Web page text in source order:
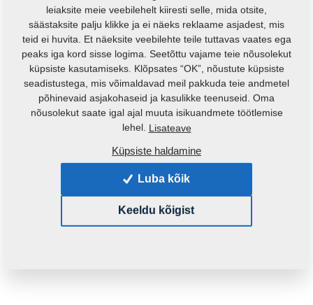
2000114
Algne katalooginumber: 2000053
See varuosa sobib ka järgmistele masinatele:
KOMPAKTOMAT
leiaksite meie veebilehelt kiiresti selle, mida otsite,
säästaksite palju klikke ja ei näeks reklaame asjadest, mis
teid ei huvita. Et näeksite veebilehte teile tuttavas vaates ega
peaks iga kord sisse logima. Seetõttu vajame teie nõusolekut
küpsiste kasutamiseks. Klõpsates “OK”, nõustute küpsiste
seadistustega, mis võimaldavad meil pakkuda teie andmetel
põhinevaid asjakohaseid ja kasulikke teenuseid. Oma
nõusolekut saate igal ajal muuta isikuandmete töötlemise
lehel. Lisateave
Küpsiste haldamine
Luba kõik
Keeldu kõigist